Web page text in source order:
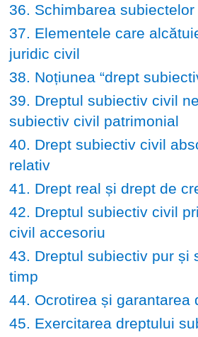
36. Schimbarea
37. Elementele care
juridic civil
38. Noțiunea “drept
39. Dreptul subiectiv civil
subiectiv civil patrimonial
40. Drept subiectiv civil
relativ
41. Drept real și drept de
42. Dreptul subiectiv civil
civil accesoriu
43. Dreptul subiectiv pur și
timp
44. Ocrotirea și garantarea
45. Exercitarea dreptului